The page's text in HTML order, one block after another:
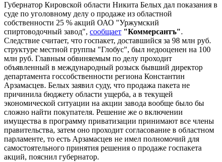
Губернатор Кировской области Никита Белых дал показания в
суде по уголовному делу о продаже из областной
собственности 25 % акций ОАО "Уржумский
спиртоводочный завод", сообщает "Коммерсантъ".
Следствие считает, что госпакет, доставшийся за 98 млн руб.
структуре местной группы "Глобус", был недооценен на 100
млн руб. Главным обвиняемым по делу проходит
объявленный в международный розыск бывший директор
департамента госсобственности региона Константин
Арзамасцев. Белых заявил суду, что продажа пакета не
причинила бюджету области ущерба, а в текущей
экономической ситуации на акции завода вообще было бы
сложно найти покупателя. Решение же о включении
имущества в программу приватизации принимают все члены
правительства, затем оно проходит согласование в областном
парламенте, то есть Арзамасцев не имел полномочий для
самостоятельного принятия решения о продаже госпакета
акций, пояснил губернатор.